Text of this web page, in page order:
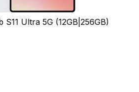
S11 Ultra 5G (12GB|256GB)